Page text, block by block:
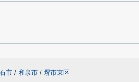
市 / 和泉市 / 堺市東区